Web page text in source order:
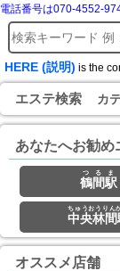
電話番号は070-4552-
HERE (説明) is the
エステ検索 カ
あなたへお勧め
鶴間駅
つるま
中央林間
ちゅうおうりん
オススメ店舗